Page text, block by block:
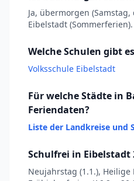
Ja, übermorgen
Eibelstadt (Sommerferien).
Welche Schulen gibt
Volksschule Eibelstadt
Für welche Städte in
Feriendaten?
Liste der Landkreise und
Schulfrei in Eibelstadt
Neujahrstag (1.1.), Heilige